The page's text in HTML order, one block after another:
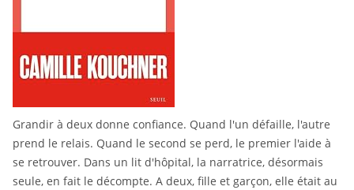
Grandir à deux donne confiance. Quand l'un défaille, l'autre
prend le relais. Quand le second se perd, le premier l'aide à
se retrouver. Dans un lit d'hôpital, la narratrice, désormais
seule, en fait le décompte. A deux, fille et garçon, elle était au